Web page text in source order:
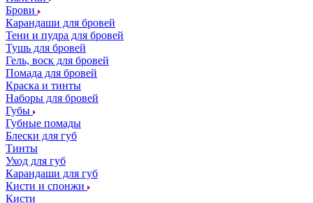
Брови
Карандаши для бровей
Тени и пудра для бровей
Тушь для бровей
Гель, воск для бровей
Помада для бровей
Краска и тинты
Наборы для бровей
Губы
Губные помады
Блески для губ
Тинты
Уход для губ
Карандаши для губ
Кисти и спонжи
Кисти